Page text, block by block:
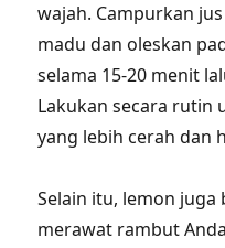
wajah. Campurkan
madu dan oleskan
selama 15-20 menit
Lakukan secara rutin
yang lebih cerah dan
Selain itu, lemon
merawat rambut